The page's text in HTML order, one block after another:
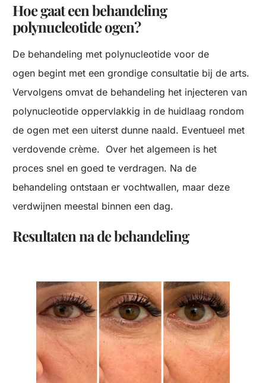
Hoe gaat een behandeling
polynucleotide ogen?
De behandeling met polynucleotide voor de
ogen begint met een grondige consultatie bij de arts.
Vervolgens omvat de behandeling het injecteren van
polynucleotide oppervlakkig in de huidlaag rondom
de ogen met een uiterst dunne naald. Eventueel met
verdovende crème. Over het algemeen is het
proces snel en goed te verdragen. Na de
behandeling ontstaan er vochtwallen, maar deze
verdwijnen meestal binnen een dag.
Resultaten na de behandeling